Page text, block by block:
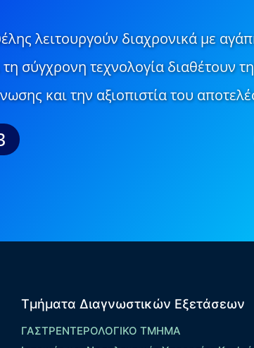
λειτουργούν διαχρονικά με
σύγχρονη τεχνολογία διαθέτουν
και την αξιοπιστία του
Τμήματα Διαγνωστικών Εξετάσεων
ΓΑΣΤΡΕΝΤΕΡΟΛΟΓΙΚΟ ΤΜΗΜΑ